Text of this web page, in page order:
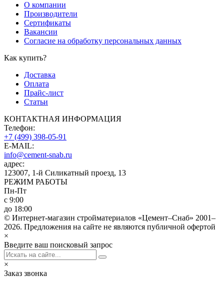
О компании
Производители
Сертификаты
Вакансии
Согласие на обработку персональных данных
Как купить?
Доставка
Оплата
Прайс-лист
Статьи
КОНТАКТНАЯ ИНФОРМАЦИЯ
Телефон:
+7 (499) 398-05-91
E-MAIL:
info@cement-snab.ru
адрес:
123007, 1-й Силикатный проезд, 13
РЕЖИМ РАБОТЫ
Пн-Пт
с 9:00
до 18:00
© Интернет-магазин стройматериалов «Цемент–Снаб» 2001–
2026. Предложения на сайте не являются публичной офертой
×
Введите ваш поисковый запрос
×
Заказ звонка